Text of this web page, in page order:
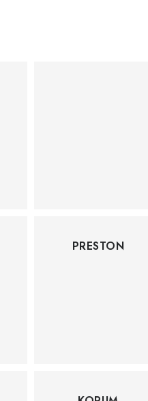
PRESTON